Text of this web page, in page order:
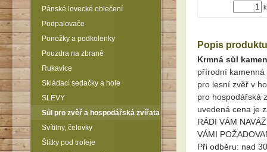
Popis produktu
Krmná sůl
přírodní
pro lesní zvěř v
pro hospodářská
uvedená cena je
RÁDI VÁM
VÁMI
Při odběru: nad
Pánské lovecké oblečení
Podpalovače
Ponožky a podkolenky
Pouzdra na zbraně
Rukavice
Skládací sedačky a hole
SLEVY
Sůl pro zvěř a hospodářská zvířata
Svítilny, čelovky
Štítky pod trofeje